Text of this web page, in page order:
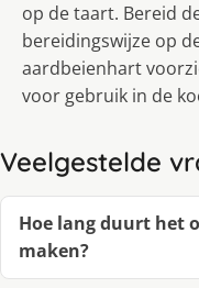
op de taart. Bereid
bereidingswijze op
aardbeienhart
voor gebruik in de
Veelgestelde
Hoe lang duurt het
maken?